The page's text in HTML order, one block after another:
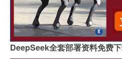
DeepSeek全套部署资料免费